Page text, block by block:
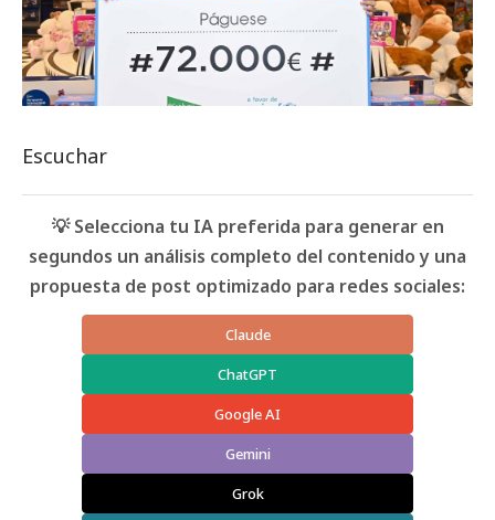
Escuchar
💡 Selecciona tu IA preferida para generar en
segundos un análisis completo del contenido y una
propuesta de post optimizado para redes sociales:
Claude
ChatGPT
Google AI
Gemini
Grok